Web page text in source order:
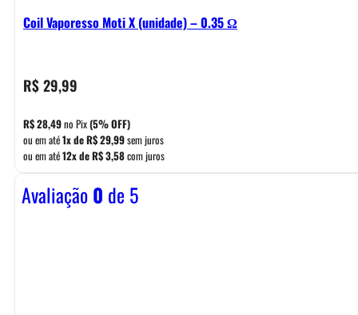
Coil Vaporesso Moti X (unidade) – 0.35 Ω
R$29,99
R$28,49no Pix(5% OFF)
ou em até1x deR$29,99sem juros
ou em até12x deR$3,58com juros
Avaliação0 de 5